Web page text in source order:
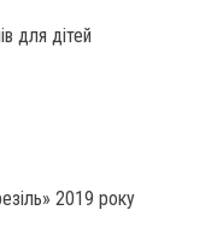
для дітей
2019 року